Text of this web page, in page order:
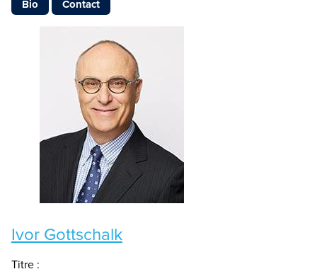
Bio Contact
Ivor Gottschalk
Titre :